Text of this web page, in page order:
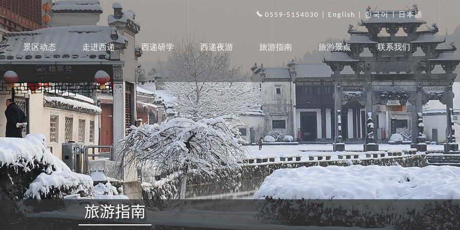
0559-5154030 | English 한국어|日本語
景区动态 走进西递 西递研学 西递夜游 旅游指南 旅游景点 联系我们